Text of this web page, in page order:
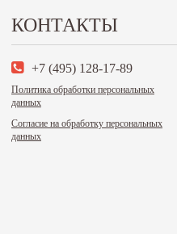
КОНТАКТЫ
+7 (495) 128-17-89
Политика обработки персональных
данных
Согласие на обработку персональных
данных